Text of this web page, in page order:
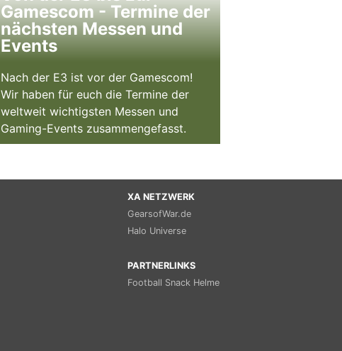
Gamescom - Termine der
nächsten Messen und
Events
Nach der E3 ist vor der Gamescom!
Wir haben für euch die Termine der
weltweit wichtigsten Messen und
Gaming-Events zusammengefasst.
XA NETZWERK
GearsofWar.de
Halo Universe
PARTNERLINKS
Football Snack Helme